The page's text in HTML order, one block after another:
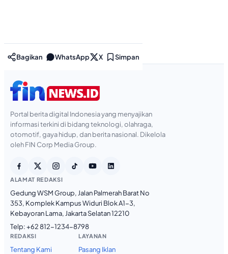
Bagikan WhatsApp X Simpan
Portal berita digital Indonesia yang menyajikan
informasi terkini di bidang teknologi, olahraga,
otomotif, gaya hidup, dan berita nasional. Dikelola
oleh FIN Corp Media Group.
ALAMAT REDAKSI
Gedung WSM Group, Jalan Palmerah Barat No
353, Komplek Kampus Widuri Blok A1-3,
Kebayoran Lama, Jakarta Selatan 12210
Telp:+62 812-1234-8798
REDAKSI
Tentang Kami
LAYANAN
Pasang Iklan